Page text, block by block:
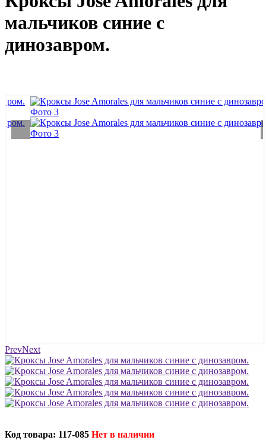
мальчиков синие с
динозавром.
PrevNext
Код товара: 117-085 Нет в наличии